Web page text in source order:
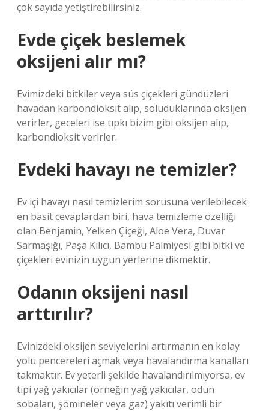
çok sayıda yetiştirebilirsiniz.
Evde çiçek beslemek
oksijeni alır mı?
Evimizdeki bitkiler veya süs çiçekleri gündüzleri
havadan karbondioksit alıp, soluduklarında oksijen
verirler, geceleri ise tıpkı bizim gibi oksijen alıp,
karbondioksit verirler.
Evdeki havayı ne temizler?
Ev içi havayı nasıl temizlerim sorusuna verilebilecek
en basit cevaplardan biri, hava temizleme özelliği
olan Benjamin, Yelken Çiçeği, Aloe Vera, Duvar
Sarmaşığı, Paşa Kılıcı, Bambu Palmiyesi gibi bitki ve
çiçekleri evinizin uygun yerlerine dikmektir.
Odanın oksijeni nasıl
arttırılır?
Evinizdeki oksijen seviyelerini artırmanın en kolay
yolu pencereleri açmak veya havalandırma kanalları
takmaktır. Ev yeterli şekilde havalandırılmıyorsa, ev
tipi yağ yakıcılar (örneğin yağ yakıcılar, odun
sobaları, şömineler veya gaz) yakıtı verimli bir